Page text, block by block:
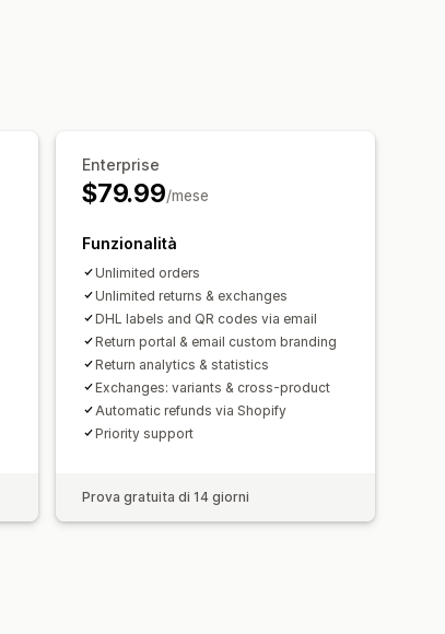
Enterprise
$79.99/mese
Funzionalità
Unlimited orders
Unlimited returns & exchanges
DHL labels and QR codes via email
Return portal & email custom branding
Return analytics & statistics
Exchanges: variants & cross-product
Automatic refunds via Shopify
Priority support
Prova gratuita di 14 giorni